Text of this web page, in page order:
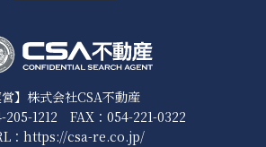
営】株式会社CSA不動産
205-1212 FAX：054-221-0322
： https://csa-re.co.jp/